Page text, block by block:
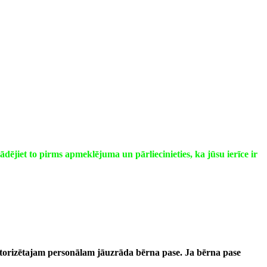
to pirms apmeklējuma un pārliecinieties, ka jūsu ierīce ir
personālam jāuzrāda bērna pase. Ja bērna pase